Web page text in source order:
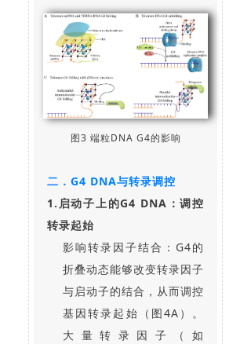
图3 端粒DNA G4的影响
二．G4 DNA与转录调控
1.启动子上的G4 DNA：调控
转录起始
影响转录因子结合：G4的
折叠动态能够改变转录因子
与启动子的结合，从而调控
基因转录起始（图4A）。
大量转录因子（如